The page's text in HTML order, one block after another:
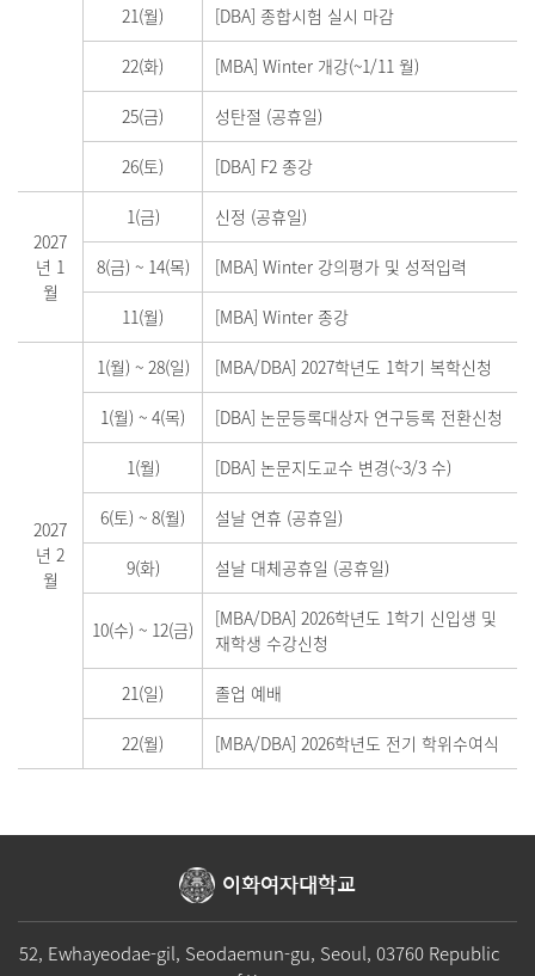
21(월) [DBA] 종합시험 실시 마감
22(화) [MBA] Winter 개강(~1/11 월)
25(금) 성탄절 (공휴일)
26(토) [DBA] F2 종강
2027
년 1
월
1(금) 신정 (공휴일)
8(금) ~14(목) [MBA] Winter 강의평가 및 성적입력
11(월) [MBA] Winter 종강
2027
년 2
월
1(월) ~28(일) [MBA/DBA] 2027학년도 1학기 복학신청
1(월) ~ 4(목) [DBA] 논문등록대상자 연구등록 전환신청
1(월) [DBA] 논문지도교수 변경(~3/3 수)
6(토) ~ 8(월) 설날 연휴 (공휴일)
9(화) 설날 대체공휴일 (공휴일)
10(수) ~ 12(금)
[MBA/DBA] 2026학년도 1학기 신입생 및
재학생 수강신청
21(일) 졸업 예배
22(월) [MBA/DBA] 2026학년도 전기 학위수여식
이화여자대학교
52, Ewhayeodae-gil, Seodaemun-gu, Seoul, 03760 Republic